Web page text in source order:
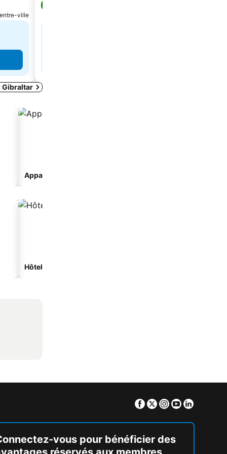
ville
Gibraltar
Appart’hôtel
Hôtels spa
Facebook
TwitterInstagram
Youtube
vous pour bénéficier des